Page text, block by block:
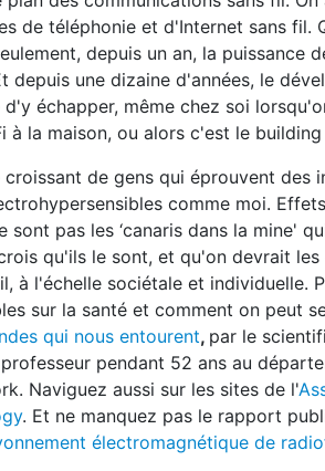
de téléphonie et d'Internet sans
depuis un an, la
depuis une dizaine d'années, le
échapper, même chez soi
à la maison, ou alors c'est le
de gens qui éprouvent
comme moi.
sont pas les ‘canaris dans la mine'
qu'ils le sont, et qu'on devrait
à l'échelle sociétale et individuelle.
sur la santé et comment on peut
qui nous entourent, par le
pendant 52 ans au
Naviguez aussi sur les sites de l'
. Et ne manquez pas le rapport
électromagnétique de